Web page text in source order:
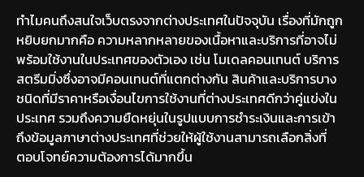
ทำไมคนถึงสนใจเว็บตรงจากต่างประเทศในปัจจุบัน เรื่องที่มักถูก
หยิบยกมากคือ ความหลากหลายของเนื้อหาและบริการที่อาจไม่
พร้อมใช้งานในประเทศของตัวเอง เช่น โมเดลคอนเทนต์ บริการ
สตรีมมิ่งซึ่งอาจมีคอนเทนต์ที่แตกต่างกัน สินค้าและบริการบาง
ชนิดที่มีราคาหรือเงื่อนไขการใช้งานที่ต่างประเทศดีกว่าคู่แข่งใน
ประเทศ รวมถึงความยืดหยุ่นในรูปแบบการชำระเงินและการเข้า
ถึงข้อมูลภาษาต่างประเทศที่ช่วยให้ผู้ใช้งานสามารถเลือกสิ่งที่
ตอบโจทย์ความต้องการได้มากขึ้น